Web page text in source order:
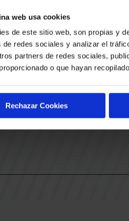
web usa cookies
de este sitio web, son propias y
de redes sociales y analizar el
partners de redes sociales,
o que hayan
Rechazar Cookies
sobre las actividades,
promociones del SASKI